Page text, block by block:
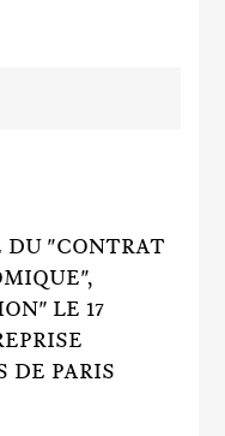
DU "CONTRAT
LE 17
DE PARIS